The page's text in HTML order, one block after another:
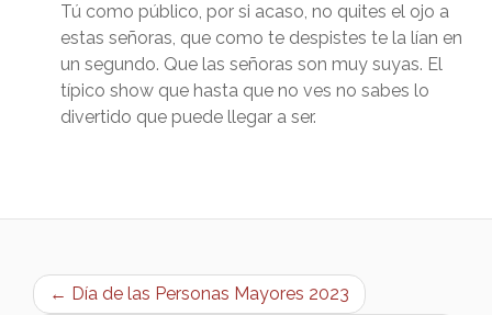
Tú como público, por si acaso, no quites el ojo a
estas señoras, que como te despistes te la lían en
un segundo. Que las señoras son muy suyas. El
típico show que hasta que no ves no sabes lo
divertido que puede llegar a ser.
← Día de las Personas Mayores 2023